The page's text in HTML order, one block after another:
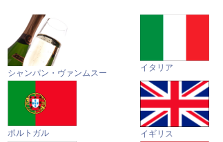
シャンパン・ヴァンムスー
イタリア
ポルトガル イギリス